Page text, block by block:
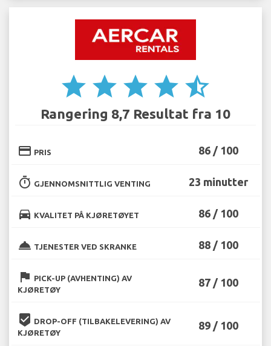
star star star star star_half
Rangering 8,7 Resultat fra 10
credit_card PRIS 86 / 100
timer GJENNOMSNITTLIG VENTING 23 minutter
directions_car KVALITET PÅ KJØRETØYET 86 / 100
room_service TJENESTER VED SKRANKE 88 / 100
flag PICK-UP (AVHENTING) AV
KJØRETØY
87 / 100
beenhere DROP-OFF (TILBAKELEVERING) AV
KJØRETØY
89 / 100